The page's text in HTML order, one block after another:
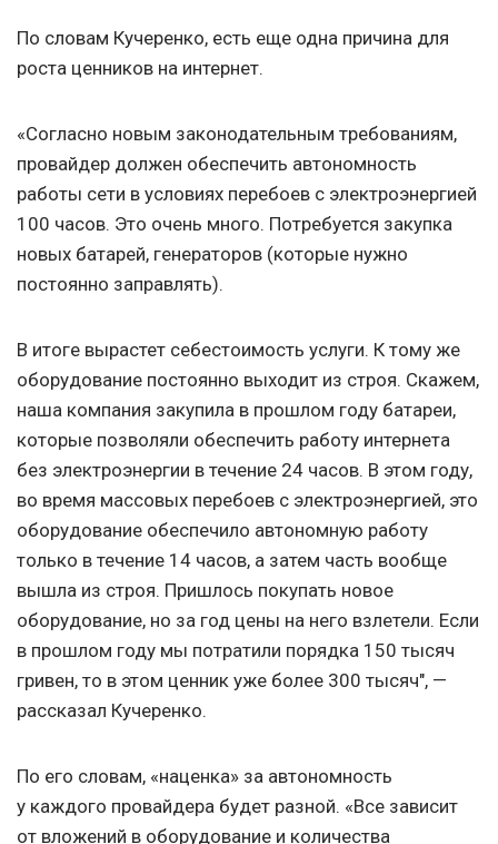
По словам Кучеренко, есть еще одна причина для
роста ценников на интернет.
«Согласно новым законодательным требованиям,
провайдер должен обеспечить автономность
работы сети в условиях перебоев с электроэнергией
100 часов. Это очень много. Потребуется закупка
новых батарей, генераторов (которые нужно
постоянно заправлять).
В итоге вырастет себестоимость услуги. К тому же
оборудование постоянно выходит из строя. Скажем,
наша компания закупила в прошлом году батареи,
которые позволяли обеспечить работу интернета
без электроэнергии в течение 24 часов. В этом году,
во время массовых перебоев с электроэнергией, это
оборудование обеспечило автономную работу
только в течение 14 часов, а затем часть вообще
вышла из строя. Пришлось покупать новое
оборудование, но за год цены на него взлетели. Если
в прошлом году мы потратили порядка 150 тысяч
гривен, то в этом ценник уже более 300 тысяч", —
рассказал Кучеренко.
По его словам, «наценка» за автономность
у каждого провайдера будет разной. «Все зависит
от вложений в оборудование и количества